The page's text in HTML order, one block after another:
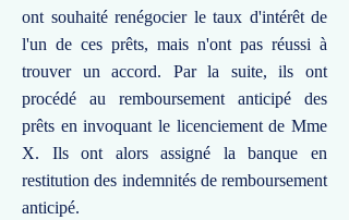
ont souhaité renégocier le taux d'intérêt de
l'un de ces prêts, mais n'ont pas réussi à
trouver un accord. Par la suite, ils ont
procédé au remboursement anticipé des
prêts en invoquant le licenciement de Mme
X. Ils ont alors assigné la banque en
restitution des indemnités de remboursement
anticipé.